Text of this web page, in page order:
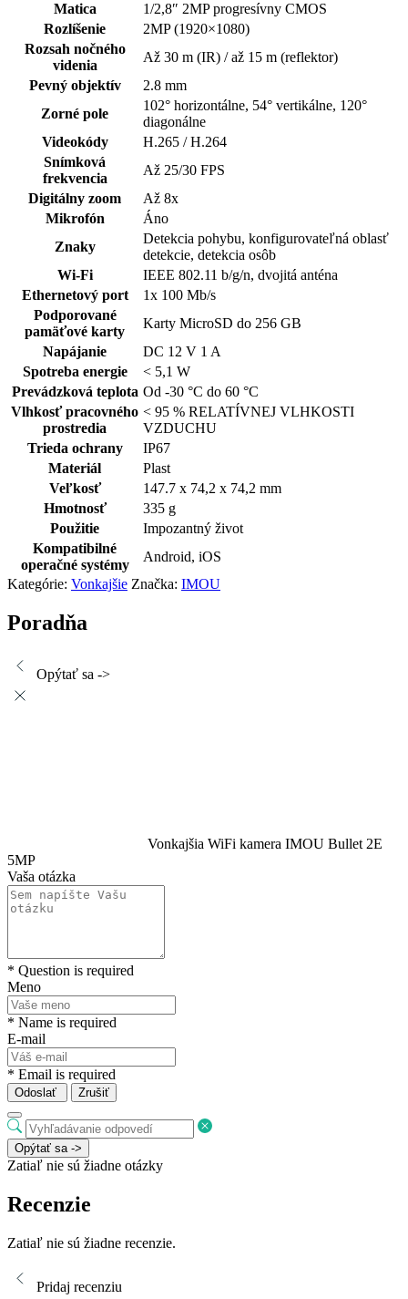
Matica
1/2,8″ 2MP progresívny CMOS
Rozlíšenie
2MP (1920×1080)
Rozsah nočného
videnia
Až 30 m (IR) / až 15 m (reflektor)
Pevný objektív
2.8 mm
Zorné pole
102° horizontálne, 54° vertikálne, 120°
diagonálne
Videokódy
H.265 / H.264
Snímková
frekvencia
Až 25/30 FPS
Digitálny zoom
Až 8x
Mikrofón
Áno
Znaky
Detekcia pohybu, konfigurovateľná oblasť
detekcie, detekcia osôb
Wi-Fi
IEEE 802.11 b/g/n, dvojitá anténa
Ethernetový port
1x 100 Mb/s
Podporované
pamäťové karty
Karty MicroSD do 256 GB
Napájanie
DC 12 V 1 A
Spotreba energie
< 5,1 W
Prevádzková teplota Od -30 °C do 60 °C
Vlhkosť pracovného
prostredia
< 95 % RELATÍVNEJ VLHKOSTI
VZDUCHU
Trieda ochrany
IP67
Materiál
Plast
Veľkosť
147.7 x 74,2 x 74,2 mm
Hmotnosť
335 g
Použitie
Impozantný život
Kompatibilné
operačné systémy
Android, iOS
Kategórie: Vonkajšie Značka: IMOU
Poradňa
Opýtať sa ->
Vonkajšia WiFi kamera IMOU Bullet 2E
5MP
Vaša otázka
* Question is required
Meno
* Name is required
E-mail
* Email is required
Odoslať Zrušiť
Opýtať sa ->
Zatiaľ nie sú žiadne otázky
Recenzie
Zatiaľ nie sú žiadne recenzie.
Pridaj recenziu